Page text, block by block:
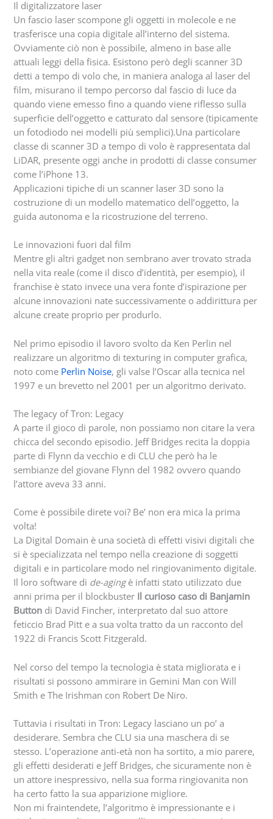
Il digitalizzatore laser
Un fascio laser scompone gli oggetti in molecole e ne
trasferisce una copia digitale all’interno del sistema.
Ovviamente ciò non è possibile, almeno in base alle
attuali leggi della fisica. Esistono però degli scanner 3D
detti a tempo di volo che, in maniera analoga al laser del
film, misurano il tempo percorso dal fascio di luce da
quando viene emesso fino a quando viene riflesso sulla
superficie dell’oggetto e catturato dal sensore (tipicamente
un fotodiodo nei modelli più semplici).Una particolare
classe di scanner 3D a tempo di volo è rappresentata dal
LiDAR, presente oggi anche in prodotti di classe consumer
come l’iPhone 13.
Applicazioni tipiche di un scanner laser 3D sono la
costruzione di un modello matematico dell’oggetto, la
guida autonoma e la ricostruzione del terreno.
Le innovazioni fuori dal film
Mentre gli altri gadget non sembrano aver trovato strada
nella vita reale (come il disco d’identità, per esempio), il
franchise è stato invece una vera fonte d’ispirazione per
alcune innovazioni nate successivamente o addirittura per
alcune create proprio per produrlo.
Nel primo episodio il lavoro svolto da Ken Perlin nel
realizzare un algoritmo di texturing in computer grafica,
noto come Perlin Noise, gli valse l’Oscar alla tecnica nel
1997 e un brevetto nel 2001 per un algoritmo derivato.
The legacy of Tron: Legacy
A parte il gioco di parole, non possiamo non citare la vera
chicca del secondo episodio. Jeff Bridges recita la doppia
parte di Flynn da vecchio e di CLU che però ha le
sembianze del giovane Flynn del 1982 ovvero quando
l’attore aveva 33 anni.
Come è possibile direte voi? Be’ non era mica la prima
volta!
La Digital Domain è una società di effetti visivi digitali che
si è specializzata nel tempo nella creazione di soggetti
digitali e in particolare modo nel ringiovanimento digitale.
Il loro software di de-agingè infatti stato utilizzato due
anni prima per il blockbuster Il curioso caso di Banjamin
Button di David Fincher, interpretato dal suo attore
feticcio Brad Pitt e a sua volta tratto da un racconto del
1922 di Francis Scott Fitzgerald.
Nel corso del tempo la tecnologia è stata migliorata e i
risultati si possono ammirare in Gemini Man con Will
Smith e The Irishman con Robert De Niro.
Tuttavia i risultati in Tron: Legacy lasciano un po’ a
desiderare. Sembra che CLU sia una maschera di se
stesso. L’operazione anti-età non ha sortito, a mio parere,
gli effetti desiderati e Jeff Bridges, che sicuramente non è
un attore inespressivo, nella sua forma ringiovanita non
ha certo fatto la sua apparizione migliore.
Non mi fraintendete, l’algoritmo è impressionante e i